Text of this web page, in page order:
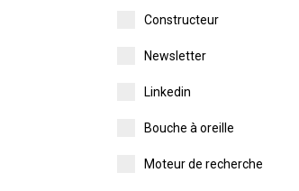
Constructeur
Newsletter
Linkedin
Bouche à oreille
Moteur de recherche